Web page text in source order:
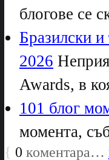
блогове се
Бразилски
2026
Awards, в
101 блог
момента,
{ 0 коментара…